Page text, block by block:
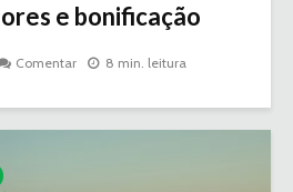
e bonificação
Comentar 8 min. leitura